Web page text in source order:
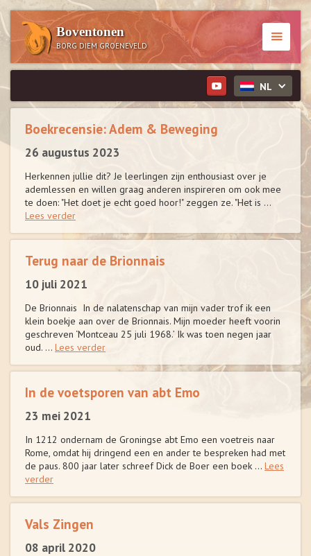
Boventonen
BORG DIEM GROENEVELD
NL
Boekrecensie: Adem & Beweging
26 augustus 2023
Herkennen jullie dit? Je leerlingen zijn enthousiast over je
ademlessen en willen graag anderen inspireren om ook mee
te doen: "Het doet je echt goed hoor!" zeggen ze. "Het is ...
Lees verder
Terug naar de Brionnais
10 juli 2021
De Brionnais In de nalatenschap van mijn vader trof ik een
klein boekje aan over de Brionnais. Mijn moeder heeft voorin
geschreven ‘Montceau 25 juli 1968.’ Ik was toen negen jaar
oud. ... Lees verder
In de voetsporen van abt Emo
23 mei 2021
In 1212 ondernam de Groningse abt Emo een voetreis naar
Rome, omdat hij dringend een en ander te bespreken had met
de paus. 800 jaar later schreef Dick de Boer een boek ... Lees
verder
Vals Zingen
08 april 2020